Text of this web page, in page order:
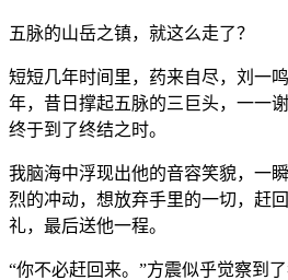
五脉的山岳之镇，就这么走了？
短短几年时间里，药来自尽，刘一
年，昔日撑起五脉的三巨头，一一
终于到了终结之时。
我脑海中浮现出他的音容笑貌，一
烈的冲动，想放弃手里的一切，赶
礼，最后送他一程。
“你不必赶回来。”方震似乎觉察到